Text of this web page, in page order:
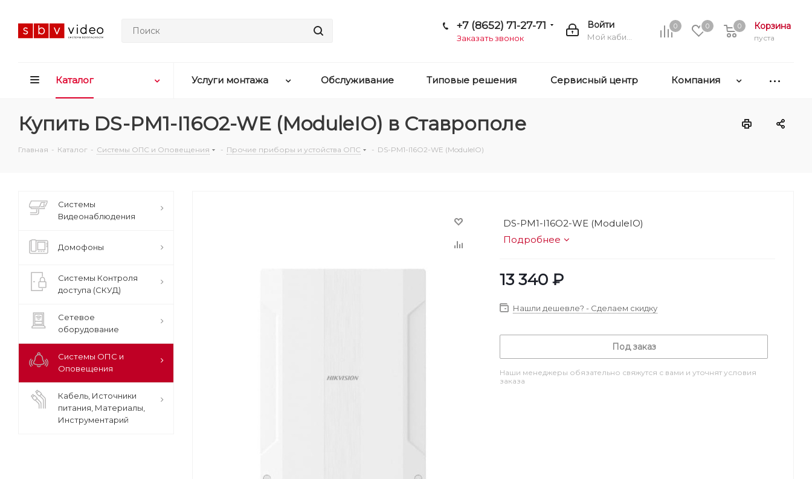
0 0 Корзина
пуста
0
Войти
+7 (8652) 71-27-71
Заказать звонок
Каталог Услуги монтажа Обслуживание Типовые решения Сервисный центр Компания
Купить DS-PM1-I16O2-WE (ModuleIO) в Ставрополе
Главная - Каталог - Системы ОПС и Оповещения - Прочие приборы и устойства ОПС - DS-PM1-I16O2-WE (ModuleIO)
DS-PM1-I16O2-WE (ModuleIO)
Подробнее
13 340 ₽
Нашли дешевле? - Сделаем скидку
Под заказ
Наши менеджеры обязательно свяжутся с вами и уточнят условия
заказа
Системы
Видеонаблюдения
Домофоны
Системы Контроля
доступа (СКУД)
Сетевое
оборудование
Системы ОПС и
Оповещения
Кабель, Источники
питания, Материалы,
Инструментарий